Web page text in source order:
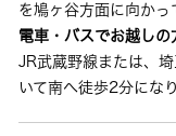
を鳩ヶ谷方面に向かっ
電車・バスでお越しの
JR武蔵野線または、
いて南へ徒歩2分にな